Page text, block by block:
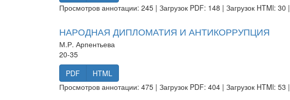
Просмотров аннотации: 245 | Загрузок PDF: 148 | Загрузок HTMl: 30 |
НАРОДНАЯ ДИПЛОМАТИЯ И АНТИКОРРУПЦИЯ
М.Р. Арпентьева
20-35
PDF
HTML
Просмотров аннотации: 475 | Загрузок PDF: 404 | Загрузок HTMl: 53 |